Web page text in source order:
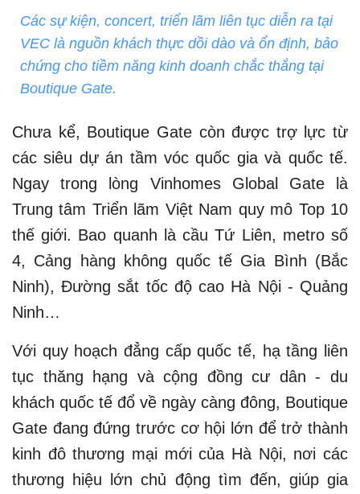
Các sự kiện, concert, triển lãm liên tục diễn ra tại
VEC là nguồn khách thực dồi dào và ổn định, bảo
chứng cho tiềm năng kinh doanh chắc thắng tại
Boutique Gate.
Chưa kể, Boutique Gate còn được trợ lực từ
các siêu dự án tầm vóc quốc gia và quốc tế.
Ngay trong lòng Vinhomes Global Gate là
Trung tâm Triển lãm Việt Nam quy mô Top 10
thế giới. Bao quanh là cầu Tứ Liên, metro số
4, Cảng hàng không quốc tế Gia Bình (Bắc
Ninh), Đường sắt tốc độ cao Hà Nội - Quảng
Ninh…
Với quy hoạch đẳng cấp quốc tế, hạ tầng liên
tục thăng hạng và cộng đồng cư dân - du
khách quốc tế đổ về ngày càng đông, Boutique
Gate đang đứng trước cơ hội lớn để trở thành
kinh đô thương mại mới của Hà Nội, nơi các
thương hiệu lớn chủ động tìm đến, giúp gia